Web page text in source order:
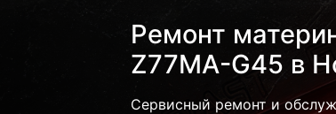
Ремонт
Z77MA-G45 в
Сервисный ремонт и